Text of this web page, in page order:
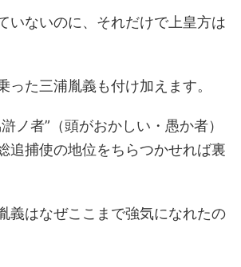
いないのに、それだけで上皇方は
った三浦胤義も付け加えます。
ノ者”（頭がおかしい・愚か者）
追捕使の地位をちらつかせれば裏
義はなぜここまで強気になれたの